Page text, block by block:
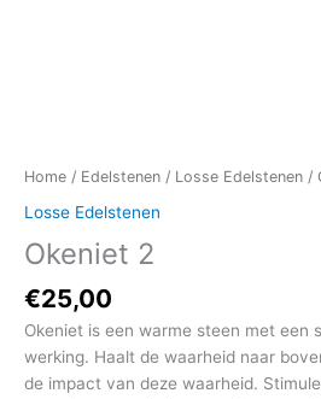
Home / Edelstenen / Losse Edelstenen /
Losse Edelstenen
Okeniet 2
€25,00
Okeniet is een warme steen met een
werking. Haalt de waarheid naar
de impact van deze waarheid.